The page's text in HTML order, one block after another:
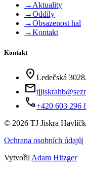
→Aktuality
→Oddíly
→Obsazenost hal
→Kontakt
Kontakt
location_on Ledečská
mail
phone+420 603 296
© 2026 TJ Jiskra
Ochrana osobních údajů|
Vytvořil Adam Hitzger